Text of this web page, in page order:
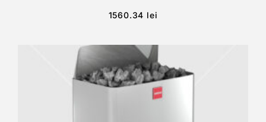
1560.34 lei